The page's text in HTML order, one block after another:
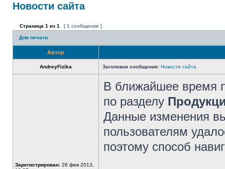
Новости сайта
Страница 1 из 1 [ 1 сообщение ]
Для печати
Автор
AndreyFizika Заголовок сообщения: Новости сайта
Зарегистрирован: 26 фев 2013,
В ближайшее время
по разделу
Данные изменения
пользователям
поэтому способ